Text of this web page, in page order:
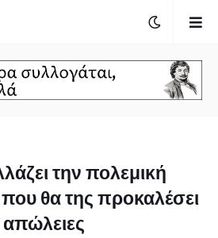
την πολεμική
που θα της προκαλέσει